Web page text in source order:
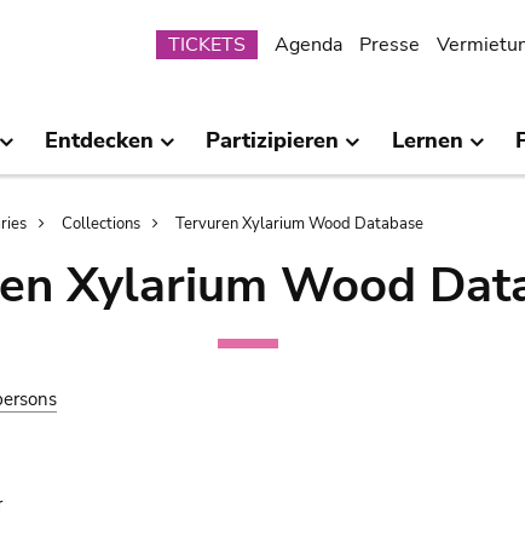
Submenu
TICKETS Agenda Presse
Entdecken Partizipieren Lernen
Collections Tervuren Xylarium Wood Database
Xylarium Wood